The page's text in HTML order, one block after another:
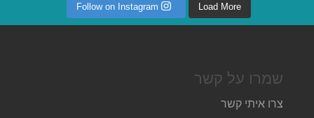
Load More
Follow on Instagram
שמרו על קשר
צרו איתי קשר